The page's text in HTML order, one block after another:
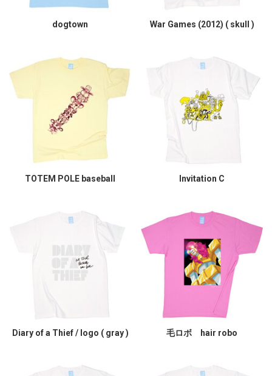
dogtown War Games (2012) ( skull )
TOTEM POLE baseball Invitation C
Diary of a Thief / logo ( gray ) 毛ロボ hair robo